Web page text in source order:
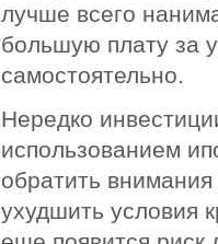
лучше всего
большую плату за
самостоятельно.
Нередко
использованием
обратить
ухудшить условия